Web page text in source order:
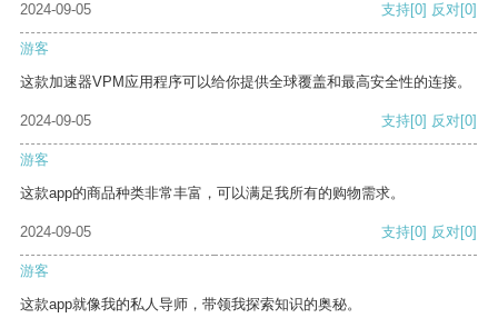
2024-09-05
支持[0] 反对[0]
游客
这款加速器VPM应用程序可以给你提供全球覆盖和最高安全性的连接。
2024-09-05 支持[0] 反对[0]
游客
这款app的商品种类非常丰富，可以满足我所有的购物需求。
2024-09-05 支持[0] 反对[0]
游客
这款app就像我的私人导师，带领我探索知识的奥秘。